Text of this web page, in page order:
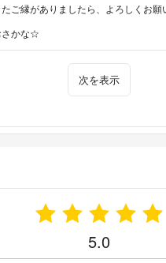
たご縁がありましたら、よろしくお願
さかな☆
次を表示
5.0